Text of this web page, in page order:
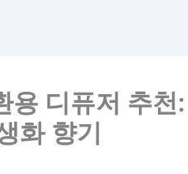
용 디퓨저 추천
화 향기